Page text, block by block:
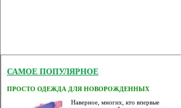
САМОЕ ПОПУЛЯРНОЕ
ПРОСТО ОДЕЖДА ДЛЯ НОВОРОЖДЕННЫХ
Наверное, многих, кто впервые